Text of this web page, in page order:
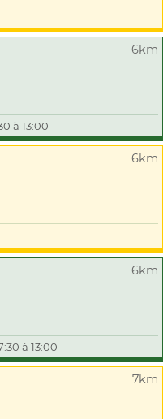
6km
à 13:00
6km
6km
à 13:00
7km